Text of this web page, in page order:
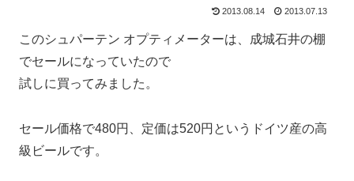
2013.08.14 2013.07.13
このシュパーテン オプティメーターは、成城石井の棚
でセールになっていたので
試しに買ってみました。
セール価格で480円、定価は520円というドイツ産の高
級ビールです。